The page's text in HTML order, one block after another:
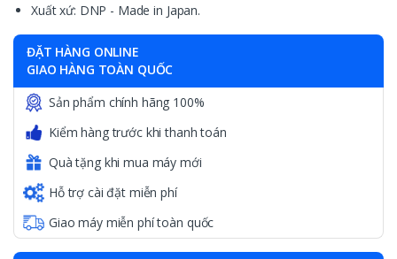
Xuất xứ: DNP - Made in Japan.
ĐẶT HÀNG ONLINE
GIAO HÀNG TOÀN QUỐC
Sản phẩm chính hãng 100%
Kiểm hàng trước khi thanh toán
Quà tặng khi mua máy mới
Hỗ trợ cài đặt miễn phí
Giao máy miễn phí toàn quốc